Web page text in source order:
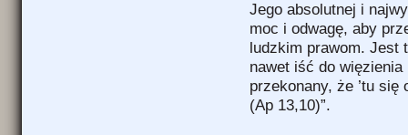
Jego absolutnej i
moc i odwagę, aby
ludzkim prawom. Jest
nawet iść do
przekonany, że ’tu się
(Ap 13,10)”.